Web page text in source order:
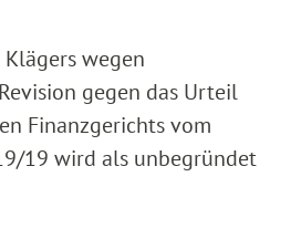
wegen
gegen das Urteil
Finanzgerichts vom
19 wird als unbegründet